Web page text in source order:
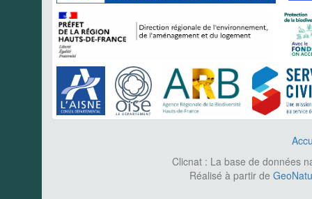
Clicnat : La base de données
Réalisé à partir de